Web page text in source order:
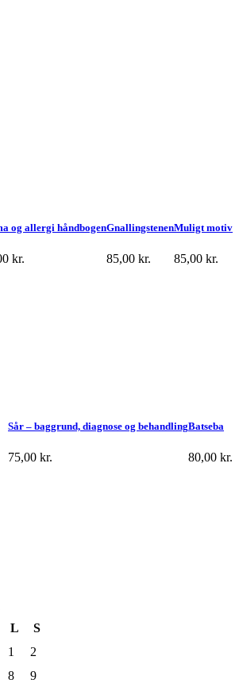
Muligt motiv
85,00 kr.
Gnallingstenen
85,00 kr.
og allergi håndbogen
kr.
Batseba
80,00 kr.
Sår – baggrund, diagnose og behandling
75,00 kr.
L
S
1
2
8
9